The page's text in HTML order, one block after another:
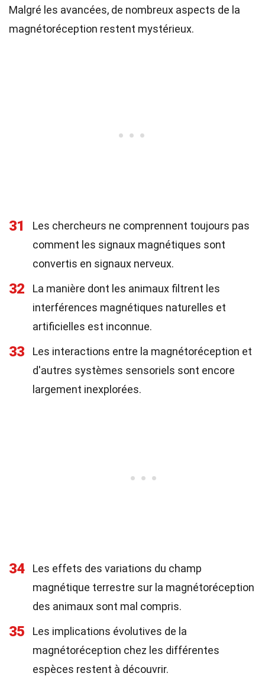
Malgré les avancées, de nombreux aspects de la
magnétoréception restent mystérieux.
31
Les chercheurs ne comprennent toujours pas
comment les signaux magnétiques sont
convertis en signaux nerveux.
32
La manière dont les animaux filtrent les
interférences magnétiques naturelles et
artificielles est inconnue.
33
Les interactions entre la magnétoréception et
d'autres systèmes sensoriels sont encore
largement inexplorées.
34
Les effets des variations du champ
magnétique terrestre sur la magnétoréception
des animaux sont mal compris.
35
Les implications évolutives de la
magnétoréception chez les différentes
espèces restent à découvrir.